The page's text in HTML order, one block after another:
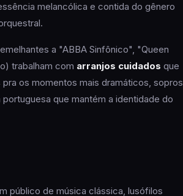
melancólica e contida do gênero
a "ABBA Sinfônico", "Queen
trabalham com arranjos cuidados que
os momentos mais dramáticos, sopros
que mantém a identidade do
público de música clássica, lusófilos